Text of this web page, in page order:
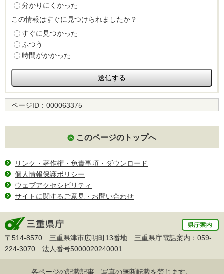
分かりにくかった
この情報はすぐに見つけられましたか？
すぐに見つかった
ふつう
時間がかかった
ページID： 000063375
このページのトップへ
リンク・著作権・免責事項・ダウンロード
個人情報保護ポリシー
ウェブアクセシビリティ
サイトに関するご意見・お問い合わせ
〒514-8570 三重県津市広明町13番地 三重県庁電話案内： 059-
224-3070 法人番号5000020240001
各ページの記載記事、写真の無断転載を禁じます。